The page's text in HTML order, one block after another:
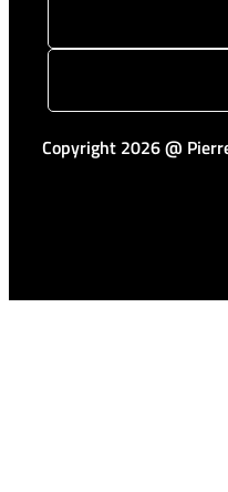
Copyright 2026 @